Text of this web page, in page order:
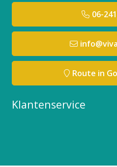
06-
Route in
Klantenservice